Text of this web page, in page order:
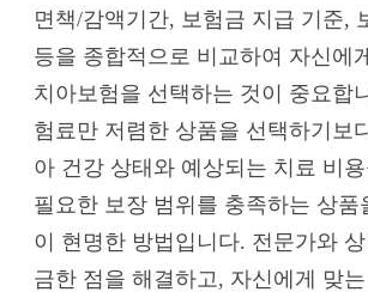
면책/감액기간, 보험금 지급 기준,
등을 종합적으로 비교하여 자신에
치아보험을 선택하는 것이 중요합
험료만 저렴한 상품을 선택하기보
아 건강 상태와 예상되는 치료 비
필요한 보장 범위를 충족하는 상품
이 현명한 방법입니다. 전문가와
금한 점을 해결하고, 자신에게 맞